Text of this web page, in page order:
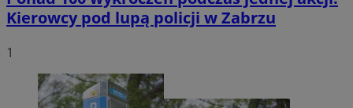
Kierowcy pod lupą policji w Zabrzu
1